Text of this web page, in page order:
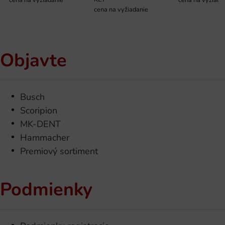
cena na vyžiadanie
Objavte
Busch
Scoripion
MK-DENT
Hammacher
Premiový sortiment
Podmienky